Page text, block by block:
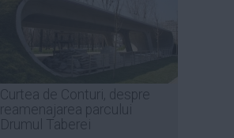
Curtea de Conturi, despre
reamenajarea parcului
Drumul Taberei